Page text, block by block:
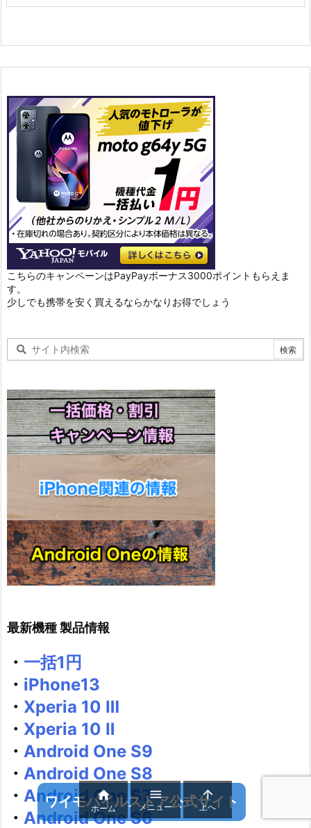
こちらのキャンペーンはPayPayボーナス3000ポイントもらえま
す。
少しでも携帯を安く買えるならかなりお得でしょう
最新機種 製品情報
・ 一括1円
・ iPhone13
・ Xperia 10 Ⅲ
・ Xperia 10 Ⅱ
・ Android One S9
・ Android One S8
・ Android One S7
・ Android One S6

ホーム

メニュー

上へ
ワイモバイルストア公式サイト